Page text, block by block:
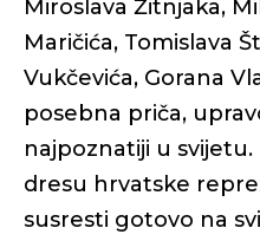
Miroslava Žitnjaka,
Maričića, Tomislava
Vukčevića, Gorana
posebna priča,
najpoznatiji u svijetu.
dresu hrvatske
susresti gotovo na